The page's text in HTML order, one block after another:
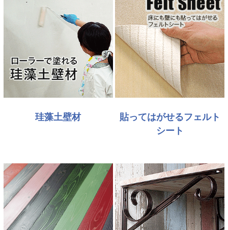
珪藻土壁材
貼ってはがせるフェルト
シート